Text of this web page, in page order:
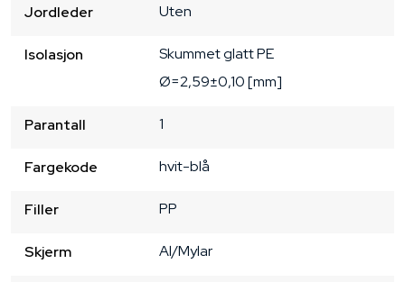
Jordleder Uten
Isolasjon
Skummet glatt PE
Ø=2,59±0,10 [mm]
Parantall 1
Fargekode hvit-blå
Filler PP
Skjerm Al/Mylar